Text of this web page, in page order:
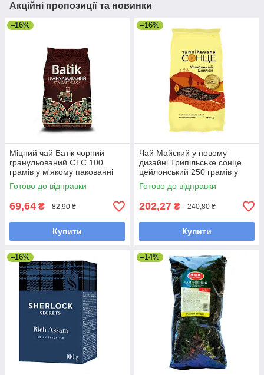
Акційні пропозиції та новинки
–16%
Міцний чай Батік чорний
гранульований СТС 100
грамів у м'якому пакованні
Готово до відправки
69,64 ₴ 82,90 ₴
Купити
–16%
Чай Майский у новому
дизайні Трипільське сонце
цейлонський 250 грамів у
м'якій упаковці
Готово до відправки
202,27 ₴ 240,80 ₴
Купити
–16% –14%